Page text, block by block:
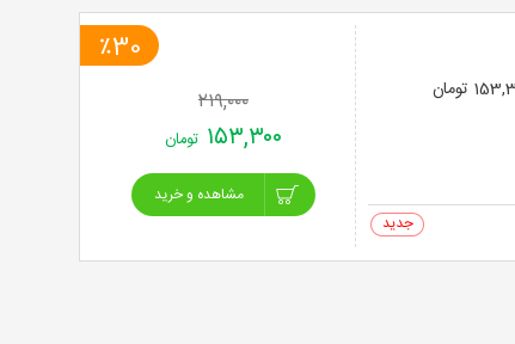
0 خرید
٪30
۲۱۹,۰۰۰
۱۵۳,۳۰۰ تومان
مشاهده و خرید